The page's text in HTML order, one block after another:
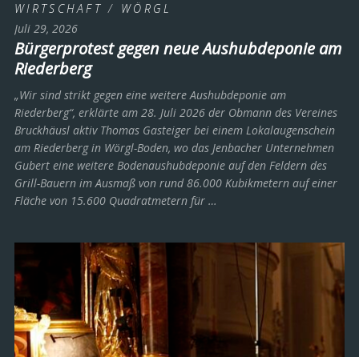
WIRTSCHAFT / WÖRGL
Juli 29, 2026
Bürgerprotest gegen neue Aushubdeponie am
Riederberg
„Wir sind strikt gegen eine weitere Aushubdeponie am
Riederberg“, erklärte am 28. Juli 2026 der Obmann des Vereines
Bruckhäusl aktiv Thomas Gasteiger bei einem Lokalaugenschein
am Riederberg in Wörgl-Boden, wo das Jenbacher Unternehmen
Gubert eine weitere Bodenaushubdeponie auf den Feldern des
Grill-Bauern im Ausmaß von rund 86.000 Kubikmetern auf einer
Fläche von 15.600 Quadratmetern für …